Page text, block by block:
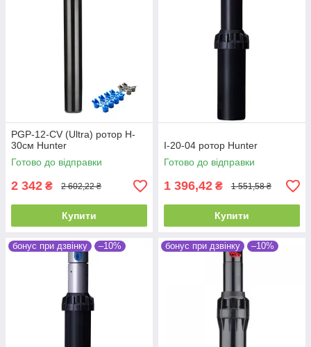
PGP-12-CV (Ultra) ротор H-
30см Hunter
Готово до відправки
2 342 ₴ 2 602,22 ₴
Купити
I-20-04 ротор Hunter
Готово до відправки
1 396,42 ₴ 1 551,58 ₴
Купити
бонус при дзвінку –10% бонус при дзвінку –10%